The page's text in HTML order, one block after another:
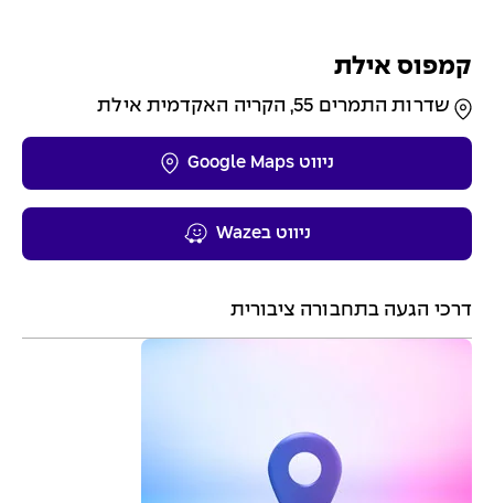
קמפוס אילת
שדרות התמרים 55, הקריה האקדמית אילת
ניווט Google Maps
ניווט בWaze
דרכי הגעה בתחבורה ציבורית